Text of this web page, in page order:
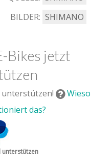
BILDER: SHIMANO
Bikes jetzt
unterstützen!
Wieso
das?
unterstützen